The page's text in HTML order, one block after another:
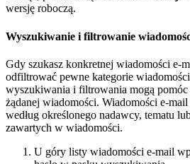
wersję roboczą.
Wyszukiwanie i filtrowanie
Gdy szukasz konkretnej wiadomości e-
odfiltrować pewne kategorie
wyszukiwania i filtrowania mogą
żądanej wiadomości. Wiadomości e-
według określonego nadawcy, tematu
zawartych w wiadomości.
U góry listy wiadomości e-mail